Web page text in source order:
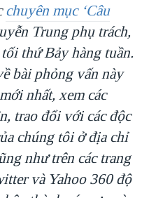
chuyên mục ‘Câu
Trung phụ trách,
thứ Bảy hàng tuần.
bài phỏng vấn này
nhất, xem các
trao đổi với các độc
chúng tôi ở địa chỉ
như trên các trang
và Yahoo 360 độ